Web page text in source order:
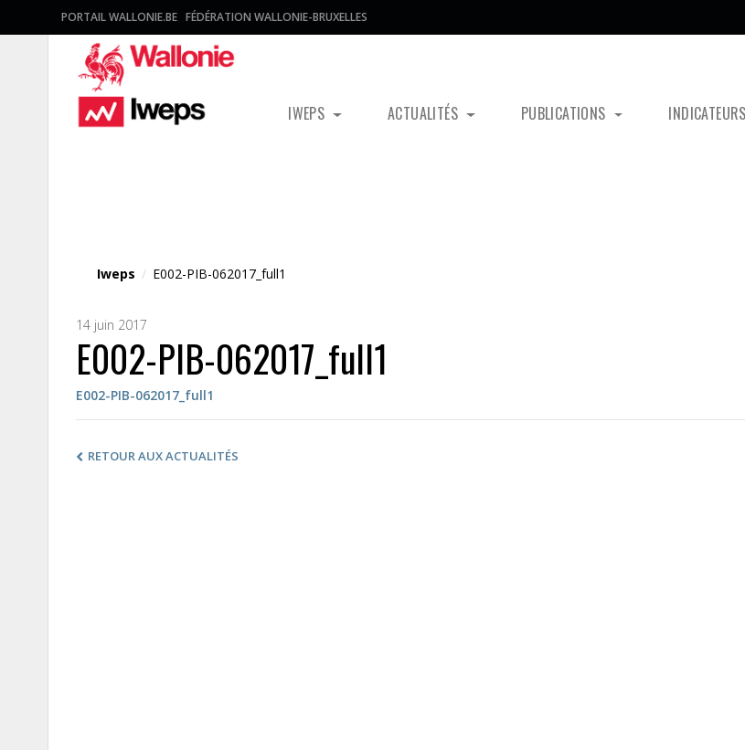
PORTAIL WALLONIE.BE FÉDÉRATION WALLONIE-BRUXELLES
IWEPS ACTUALITÉS PUBLICATIONS
Iweps / E002-PIB-062017_full1
14 juin 2017
E002-PIB-062017_full1
E002-PIB-062017_full1
RETOUR AUX ACTUALITÉS